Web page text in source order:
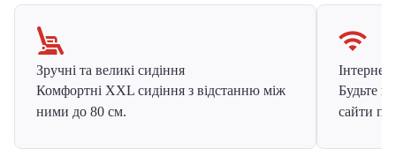
Зручні та великі сидіння
Комфортні XXL сидіння з відстанню між
ними до 80 см.
Інтернет
Будьте
сайти